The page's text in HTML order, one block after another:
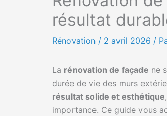
résultat
Rénovation / 2 avril 2026 /
La rénovation de façade ne
durée de vie des murs
résultat solide et esthétique
importance. Ce guide vous